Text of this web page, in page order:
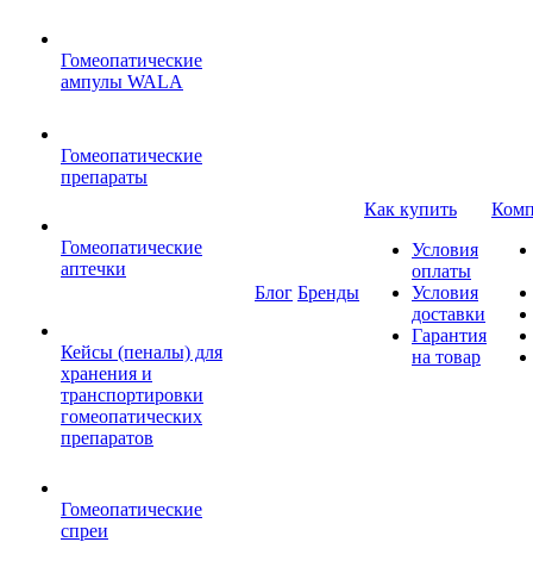
Гомеопатические
ампулы WALA
Гомеопатические
препараты
Гомеопатические
аптечки
Кейсы (пеналы) для
хранения и
транспортировки
гомеопатических
препаратов
Гомеопатические
спреи
Блог Бренды
Как купить
Условия
оплаты
Условия
доставки
Гарантия
на товар